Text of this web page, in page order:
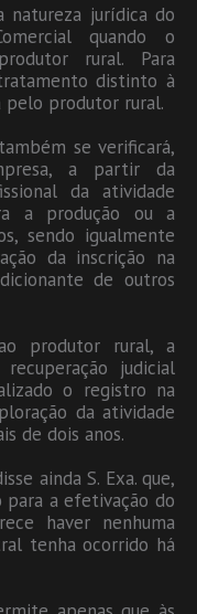
natureza jurídica do
quando o
rural. Para
distinto à
pelo produtor rural.
se verificará,
a partir da
da atividade
a produção ou a
sendo igualmente
da inscrição na
de outros
produtor rural, a
judicial
o registro na
da atividade
de dois anos.
ainda S. Exa. que,
para a efetivação do
haver nenhuma
tenha ocorrido há